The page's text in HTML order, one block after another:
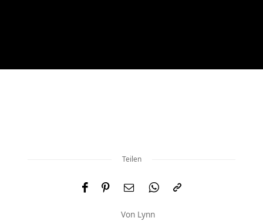
Teilen
Von Lynn